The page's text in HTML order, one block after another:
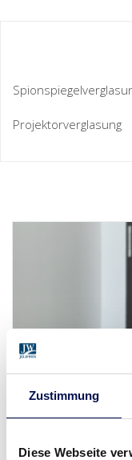
Zustimmung
Diese Webseite
Projektorverglasung